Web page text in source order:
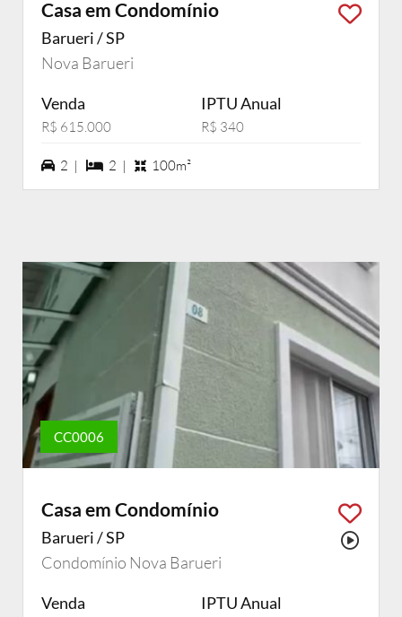
Casa em Condomínio
Barueri / SP
Nova Barueri
Venda
R$ 615.000
IPTU Anual
R$ 340
2 vagas na garagem
2 | 2 dormiórios
2 | 100m²
CC0006
Casa em Condomínio
Barueri / SP
Condomínio Nova Barueri
Venda IPTU Anual